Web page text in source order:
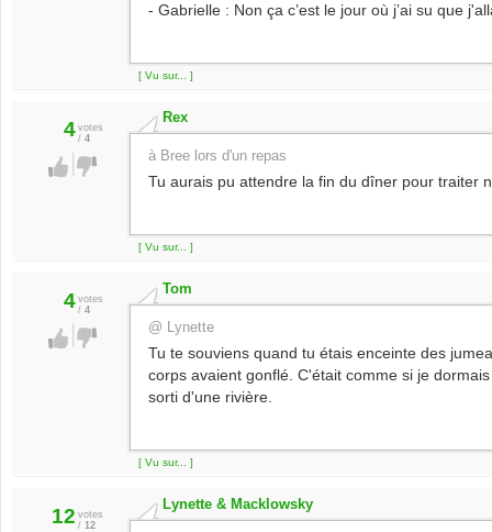
- Gabrielle : Non ça c’est le jour où j’ai su que
[ Vu sur... ]
4 votes
/ 4
Rex
à Bree lors d'un repas
Tu aurais pu attendre la fin du dîner pour traiter
[ Vu sur... ]
4 votes
/ 4
Tom
@ Lynette
Tu te souviens quand tu étais enceinte des
corps avaient gonflé. C'était comme si je
sorti d'une rivière.
[ Vu sur... ]
12 votes
/ 12
Lynette & Macklowsky